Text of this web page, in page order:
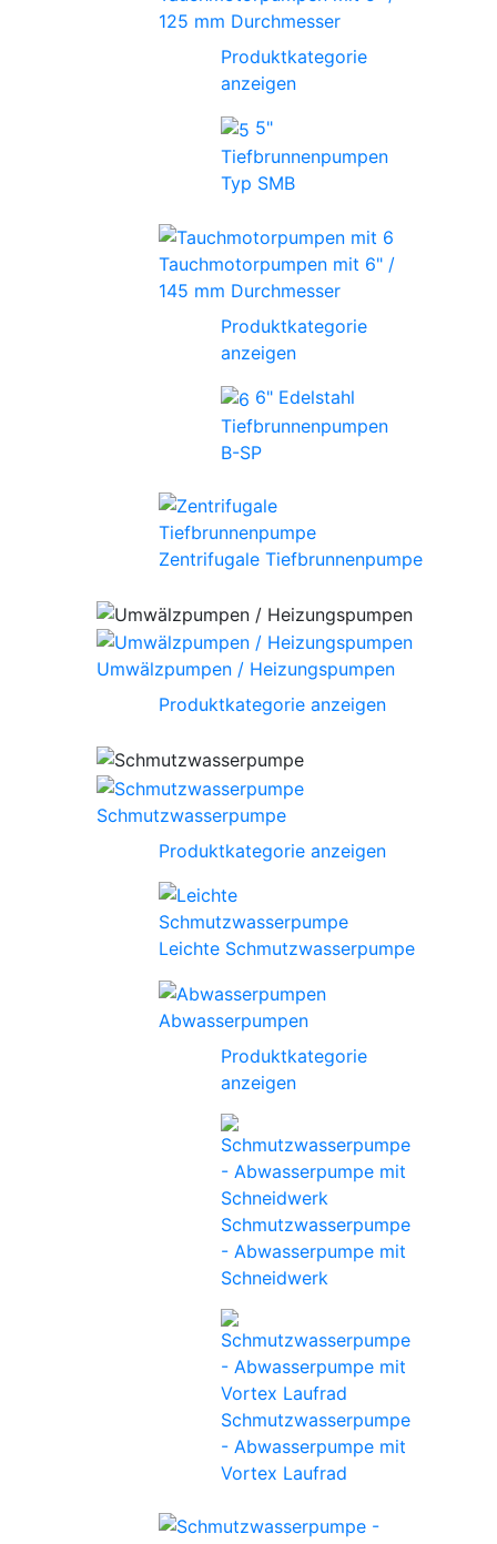
125 mm Durchmesser
Produktkategorie
anzeigen
5"
Tiefbrunnenpumpen
Typ SMB
Tauchmotorpumpen mit 6" /
145 mm Durchmesser
Produktkategorie
anzeigen
6" Edelstahl
Tiefbrunnenpumpen
B-SP
Zentrifugale Tiefbrunnenpumpe
Umwälzpumpen / Heizungspumpen
Produktkategorie anzeigen
Schmutzwasserpumpe
Produktkategorie anzeigen
Leichte Schmutzwasserpumpe
Abwasserpumpen
Produktkategorie
anzeigen
Schmutzwasserpumpe
- Abwasserpumpe mit
Schneidwerk
Schmutzwasserpumpe
- Abwasserpumpe mit
Vortex Laufrad